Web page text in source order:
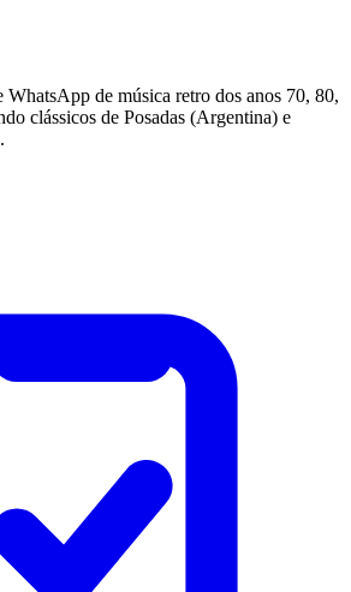
de música retro dos anos 70, 80,
clássicos de Posadas (Argentina) e